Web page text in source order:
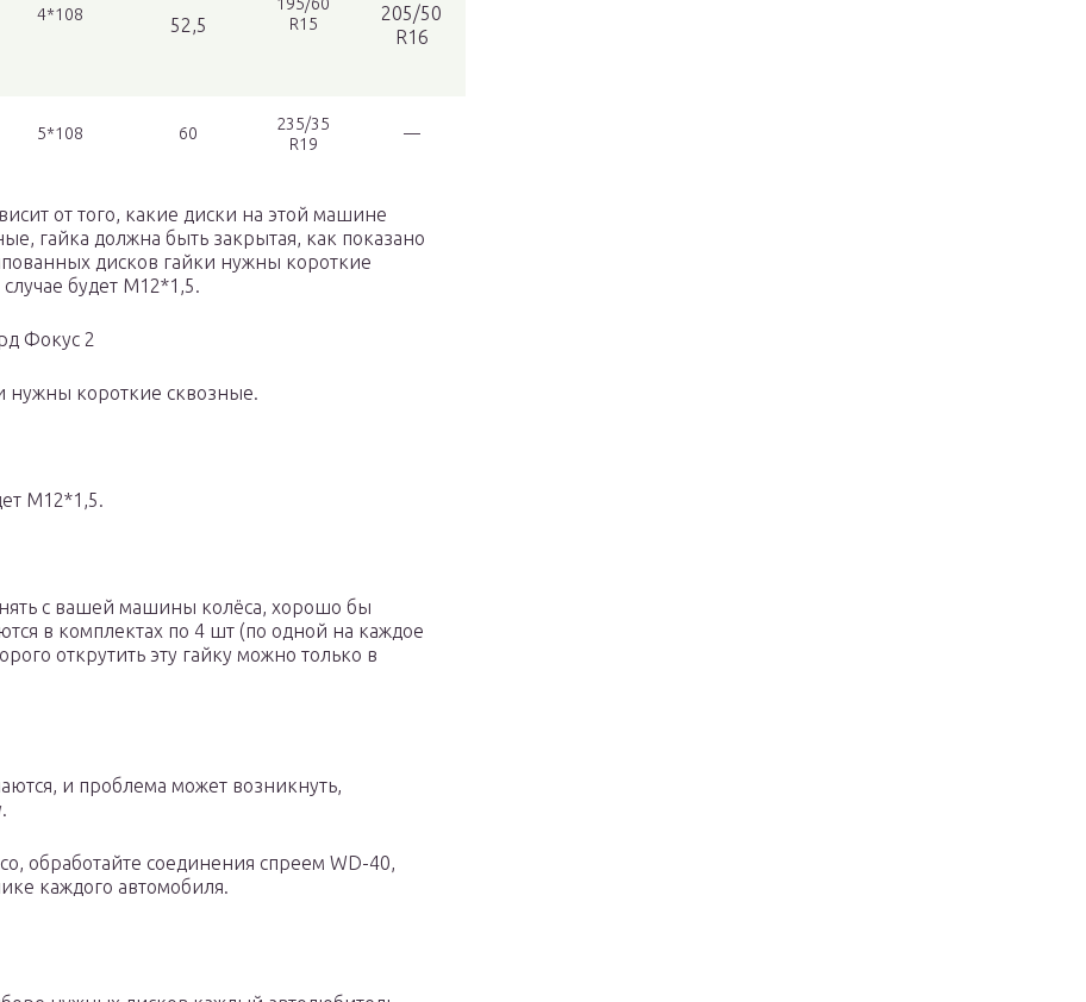
4*108 52,5
R15
205/50
R16
5*108 60
235/35
R19
—
от того, какие диски на этой машине
гайка должна быть закрытая, как показано
дисков гайки нужны короткие
будет М12*1,5.
Фокус 2
нужны короткие сквозные.
М12*1,5.
с вашей машины колёса, хорошо бы
в комплектах по 4 шт (по одной на каждое
открутить эту гайку можно только в
и проблема может возникнуть,
обработайте соединения спреем WD-40,
каждого автомобиля.